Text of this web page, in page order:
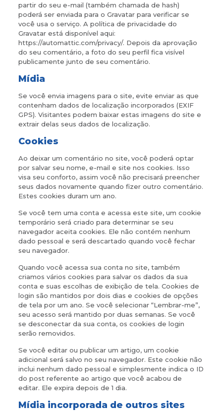
partir do seu e-mail (também chamada de hash)
poderá ser enviada para o Gravatar para verificar se
você usa o serviço. A política de privacidade do
Gravatar está disponível aqui:
https://automattic.com/privacy/. Depois da aprovação
do seu comentário, a foto do seu perfil fica visível
publicamente junto de seu comentário.
Mídia
Se você envia imagens para o site, evite enviar as que
contenham dados de localização incorporados (EXIF
GPS). Visitantes podem baixar estas imagens do site e
extrair delas seus dados de localização.
Cookies
Ao deixar um comentário no site, você poderá optar
por salvar seu nome, e-mail e site nos cookies. Isso
visa seu conforto, assim você não precisará preencher
seus dados novamente quando fizer outro comentário.
Estes cookies duram um ano.
Se você tem uma conta e acessa este site, um cookie
temporário será criado para determinar se seu
navegador aceita cookies. Ele não contém nenhum
dado pessoal e será descartado quando você fechar
seu navegador.
Quando você acessa sua conta no site, também
criamos vários cookies para salvar os dados da sua
conta e suas escolhas de exibição de tela. Cookies de
login são mantidos por dois dias e cookies de opções
de tela por um ano. Se você selecionar “Lembrar-me”,
seu acesso será mantido por duas semanas. Se você
se desconectar da sua conta, os cookies de login
serão removidos.
Se você editar ou publicar um artigo, um cookie
adicional será salvo no seu navegador. Este cookie não
inclui nenhum dado pessoal e simplesmente indica o ID
do post referente ao artigo que você acabou de
editar. Ele expira depois de 1 dia.
Mídia incorporada de outros sites